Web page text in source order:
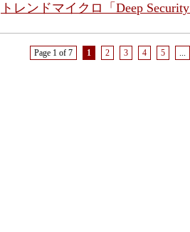
トレンドマイクロ「Deep
Page 1 of 7 1 2 3 4 5 ...